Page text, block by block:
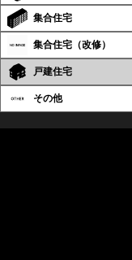
集合住宅
集合住宅（改修）
戸建住宅
その他